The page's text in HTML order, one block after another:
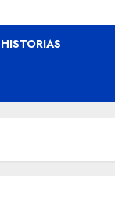
HISTORIAS